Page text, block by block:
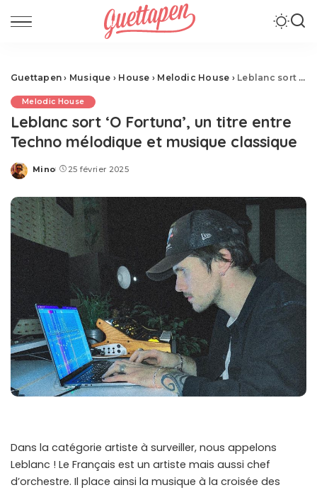
Guettapen › Musique › House › Melodic House › Leblanc sort ‘O Fortuna’, un titre entre Techno mélodique et musique classique
Melodic House
Leblanc sort ‘O Fortuna’, un titre entre
Techno mélodique et musique classique
Posted
Mino 25 février 2025
Dans la catégorie artiste à surveiller, nous appelons
Leblanc ! Le Français est un artiste mais aussi chef
d’orchestre. Il place ainsi la musique à la croisée des